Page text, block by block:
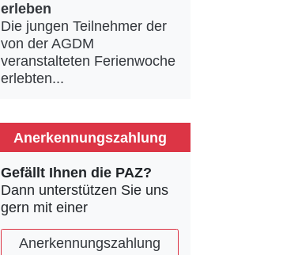
erleben
Die jungen Teilnehmer der
von der AGDM
veranstalteten Ferienwoche
erlebten...
Anerkennungszahlung
Gefällt Ihnen die PAZ?
Dann unterstützen Sie uns
gern mit einer
Anerkennungszahlung